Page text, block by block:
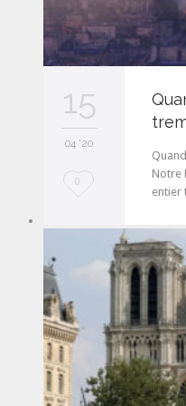
15
04 '20
L
t
0
Notre